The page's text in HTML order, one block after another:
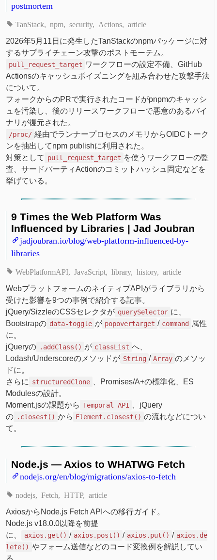
postmortem
TanStack npm security Actions article
2026年5月11日に発生したTanStackのnpmパッケージに対
するサプライチェーン攻撃のポストモーテム。
pull_request_target ワークフローの設定不備、GitHub
Actionsのキャッシュポイズニングを組み合わせた攻撃手法
について。
フォークからのPRで実行されたコードがpnpmのキャッシ
ュを汚染し、後のリリースワークフローで悪意のあるバイ
ナリが復元された。
/proc/ 経由でランナープロセスのメモリからOIDCトーク
ンを抽出してnpm publishに利用された。
対策として pull_request_target を使うワークフローの監
査、サードパーティActionのコミットハッシュ固定などを
挙げている。
9 Times the Web Platform Was
Influenced by Libraries | Jad Joubran
jadjoubran.io/blog/web-platform-influenced-by-
libraries
WebPlatformAPI JavaScript library history article
WebプラットフォームのネイティブAPIがライブラリから
受けた影響を9つの事例で紹介する記事。
jQuery/SizzleのCSSセレクタが querySelector に、
Bootstrapの data-toggle が popovertarget / command 属性
に。
jQueryの .addClass() が classList へ、
Lodash/Underscoreのメソッドが String / Array のメソッ
ドに。
さらに structuredClone
、Promises/A+の標準化、ES
Modulesの設計。
Moment.jsの課題から Temporal API
、jQuery
の .closest() から Element.closest() の流れなどについ
て。
Node.js — Axios to WHATWG Fetch
nodejs.org/en/blog/migrations/axios-to-fetch
nodejs Fetch HTTP article
AxiosからNode.js Fetch APIへの移行ガイド。
Node.js v18.0.0以降を前提
に、
axios.get() / axios.post() / axios.put() / axios.de
lete() やフォーム送信などのコード変換例を解説してい